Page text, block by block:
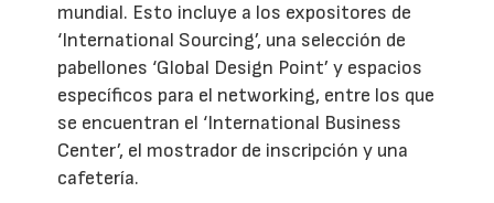
mundial. Esto incluye a los expositores de
‘International Sourcing’, una selección de
pabellones ‘Global Design Point’ y espacios
específicos para el networking, entre los que
se encuentran el ‘International Business
Center’, el mostrador de inscripción y una
cafetería.